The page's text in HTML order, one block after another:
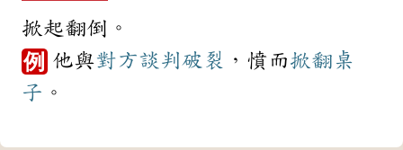
掀起翻倒。
例 他與對方談判破裂 ，憤而掀翻桌
子 。